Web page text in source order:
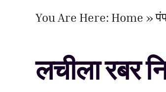
You Are Here: Home
लचीला रबर